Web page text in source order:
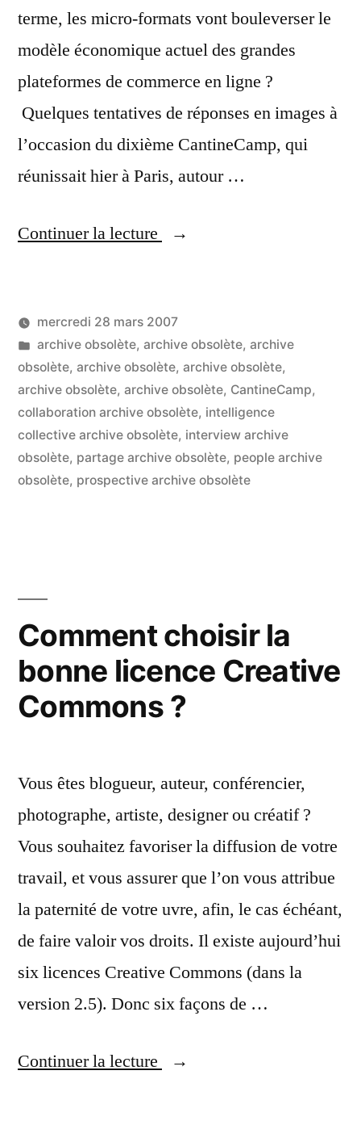
terme, les micro-formats vont bouleverser le
modèle économique actuel des grandes
plateformes de commerce en ligne ?
Quelques tentatives de réponses en images à
l’occasion du dixième CantineCamp, qui
réunissait hier à Paris, autour …
Continuer la lecture
« Les
ils
tuer
les
sites
de
commerce
Publié
par
LucL
mercredi 28 mars 2007
Publié
dans
archive obsolète, archive obsolète, archive
obsolète, archive obsolète, archive obsolète,
archive obsolète, archive obsolète, CantineCamp,
collaboration archive obsolète, intelligence
collective archive obsolète, interview archive
obsolète, partage archive obsolète, people archive
obsolète, prospective archive obsolète
Comment choisir la
bonne licence Creative
Commons ?
Vous êtes blogueur, auteur, conférencier,
photographe, artiste, designer ou créatif ?
Vous souhaitez favoriser la diffusion de votre
travail, et vous assurer que l’on vous attribue
la paternité de votre uvre, afin, le cas échéant,
de faire valoir vos droits. Il existe aujourd’hui
six licences Creative Commons (dans la
version 2.5). Donc six façons de …
Continuer la lecture
« Comment